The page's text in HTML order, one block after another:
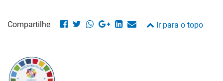
Compartilhe Ir para o topo